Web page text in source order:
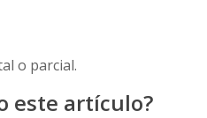
o parcial.
este artículo?